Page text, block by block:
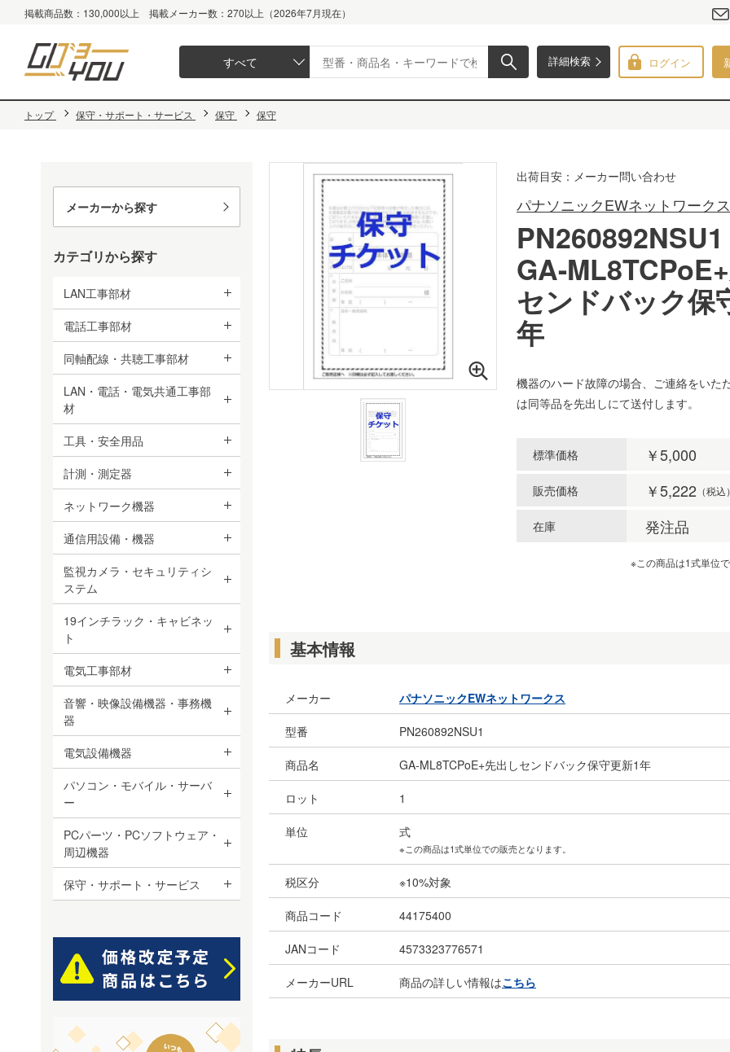
掲載商品数：130,000以上 掲載メーカー数：270以上（2026年7月現在）
詳細検索
すべて ログイン
トップ 保守・サポート・サービス 保守 保守
出荷目安：メーカー問い合わせ
パナソニックEWネットワークス
PN260892NSU1
GA-
センドバック保
年
機器のハード故障の場合、ご連絡をいた
は同等品を先出しにて送付します。
標準価格 ￥5,000
販売価格 ￥5,222 （税込
在庫 発注品
※この商品は1式単位
基本情報
メーカー パナソニックEWネットワークス
型番 PN260892NSU1
商品名 GA-ML8TCPoE+先出しセンドバック保守更新1年
ロット 1
単位 式
※この商品は1式単位での販売となります。
税区分 ※10%対象
商品コード 44175400
JANコード 4573323776571
メーカーURL 商品の詳しい情報はこちら
メーカーから探す
カテゴリから探す
LAN工事部材
電話工事部材
同軸配線・共聴工事部材
LAN・電話・電気共通工事部
材
工具・安全用品
計測・測定器
ネットワーク機器
通信用設備・機器
監視カメラ・セキュリティシ
ステム
19インチラック・キャビネッ
ト
電気工事部材
音響・映像設備機器・事務機
器
電気設備機器
パソコン・モバイル・サーバ
ー
PCパーツ・PCソフトウェア・
周辺機器
保守・サポート・サービス